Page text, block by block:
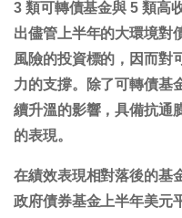
3 類可轉債基金與 5 類高
出儘管上半年的大環境對
風險的投資標的，因而對
力的支撐。除了可轉債基
續升溫的影響，具備抗通
的表現。
在績效表現相對落後的基
政府債券基金上半年美元